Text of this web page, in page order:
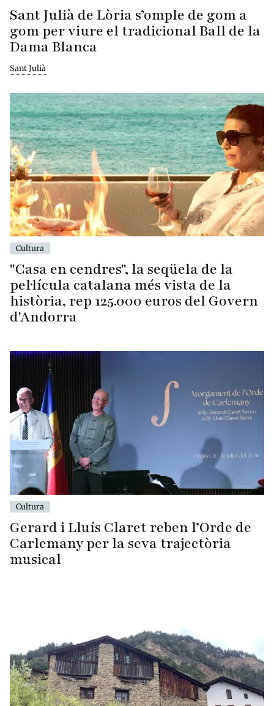
Sant Julià de Lòria s’omple de gom a
gom per viure el tradicional Ball de la
Dama Blanca
Sant Julià
Cultura
"Casa en cendres", la seqüela de la
pel·lícula catalana més vista de la
història, rep 125.000 euros del Govern
d'Andorra
Cultura
Gerard i Lluís Claret reben l’Orde de
Carlemany per la seva trajectòria
musical